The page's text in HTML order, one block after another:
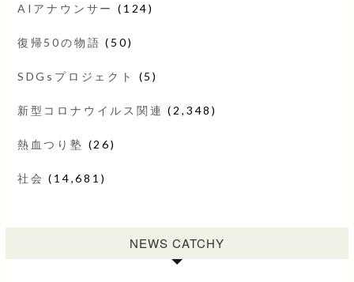
AIアナウンサー (124)
復帰50の物語 (50)
SDGsプロジェクト (5)
新型コロナウイルス関連 (2,348)
熱血つり塾 (26)
社会 (14,681)
NEWS CATCHY